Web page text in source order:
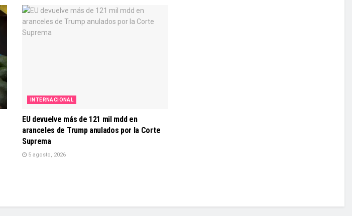
INTERNACIONAL
EU devuelve más de 121 mil mdd en
aranceles de Trump anulados por la Corte
Suprema
5 agosto, 2026